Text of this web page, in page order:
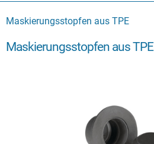
Maskierungsstopfen aus TPE
Maskierungsstopfen aus TPE